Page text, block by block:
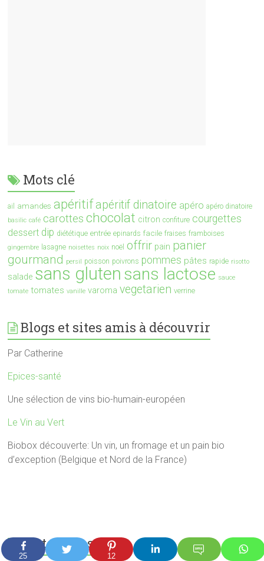
25 12
Mots clé
ail amandes apéritifapéritif dinatoire apéro apéro dinatoire
basilic café carottes chocolat citron confiture courgettes
dessert dip diététique entrée epinards facile fraises framboises
gingembre lasagne noisettes noix noël offrir pain panier
gourmand persil poisson poivrons pommes pâtes rapide risotto
salade sans gluten sans lactose sauce
tomate tomates vanille varoma vegetarien verrine
Blogs et sites amis à découvrir
Par Catherine
Epices-santé
Une sélection de vins bio-humain-européen
Le Vin au Vert
Biobox découverte: Un vin, un fromage et un pain bio
d’exception (Belgique et Nord de la France)
Partenaires